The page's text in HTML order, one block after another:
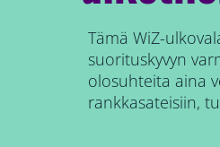
Tämä WiZ-
suorituskyvyn
olosuhteita aina
rankkasateisiin,